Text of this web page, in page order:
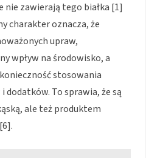
zawierają tego białka [1]
charakter oznacza, że
upraw,
wpływ na środowisko, a
stosowania
To sprawia, że są
ale też produktem